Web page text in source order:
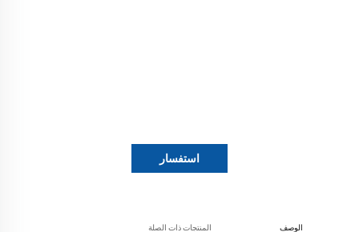
استفسار
الوصف المنتجات ذات الصلة